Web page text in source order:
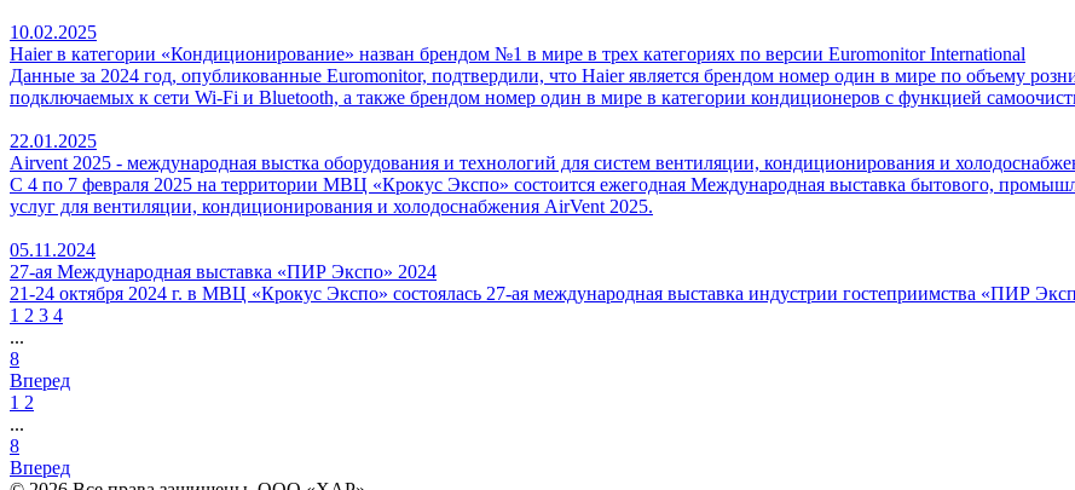
10.02.2025
Haier в категории «Кондиционирование» назван брендом №1 в мире в трех категориях по версии Euromonitor International
Данные за 2024 год, опубликованные Euromonitor, подтвердили, что Haier является брендом номер один в мире по объему
подключаемых к сети Wi-Fi и Bluetooth, а также брендом номер один в мире в категории кондиционеров с функцией
22.01.2025
Airvent 2025 - международная выстка оборудования и технологий для систем вентиляции, кондиционирования и
С 4 по 7 февраля 2025 на территории МВЦ «Крокус Экспо» состоится ежегодная Международная выставка бытового,
услуг для вентиляции, кондиционирования и холодоснабжения AirVent 2025.
05.11.2024
27-ая Международная выставка «ПИР Экспо» 2024
21-24 октября 2024 г. в МВЦ «Крокус Экспо» состоялась 27-ая международная выставка индустрии гостеприимства «ПИР
1 2 3 4
...
8
Вперед
1 2
...
8
Вперед